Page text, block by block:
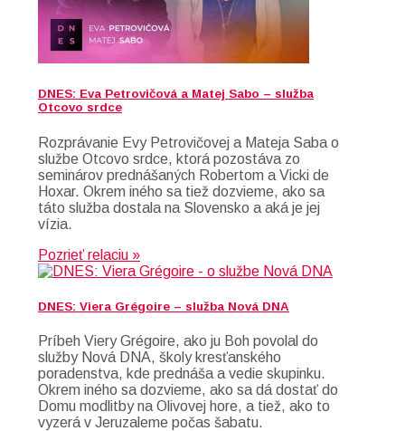
DNES: Eva Petrovičová a Matej Sabo – služba
Otcovo srdce
Rozprávanie Evy Petrovičovej a Mateja Saba o
službe Otcovo srdce, ktorá pozostáva zo
seminárov prednášaných Robertom a Vicki de
Hoxar. Okrem iného sa tiež dozvieme, ako sa
táto služba dostala na Slovensko a aká je jej
vízia.
Pozrieť relaciu »
DNES: Viera Grégoire – služba Nová DNA
Príbeh Viery Grégoire, ako ju Boh povolal do
služby Nová DNA, školy kresťanského
poradenstva, kde prednáša a vedie skupinku.
Okrem iného sa dozvieme, ako sa dá dostať do
Domu modlitby na Olivovej hore, a tiež, ako to
vyzerá v Jeruzaleme počas šabatu.